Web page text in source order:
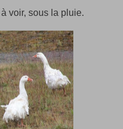
voir, sous la pluie.